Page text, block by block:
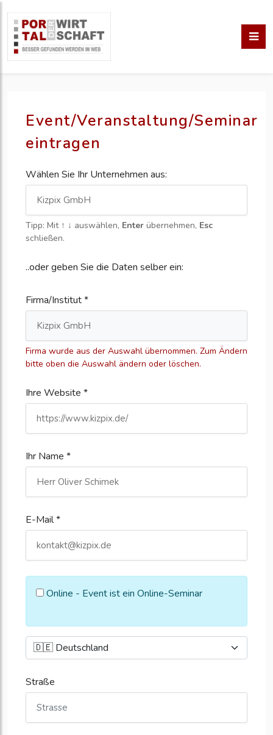
Event/Veranstaltung/Seminar
eintragen
Wählen Sie Ihr Unternehmen aus:
Tipp: Mit ↑ ↓ auswählen, Enter übernehmen, Esc
schließen.
..oder geben Sie die Daten selber ein:
Firma/Institut *
Firma wurde aus der Auswahl übernommen. Zum Ändern
bitte oben die Auswahl ändern oder löschen.
Ihre Website *
Ihr Name *
E-Mail *
Online - Event ist ein Online-Seminar
Straße